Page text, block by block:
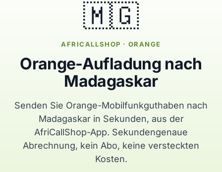
🇲🇬
AFRICALLSHOP · ORANGE
Orange-Aufladung nach
Madagaskar
Senden Sie Orange-Mobilfunkguthaben nach
Madagaskar in Sekunden, aus der
AfriCallShop-App. Sekundengenaue
Abrechnung, kein Abo, keine versteckten
Kosten.